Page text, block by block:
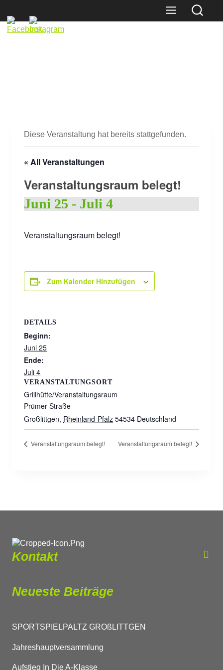
content
Diese Veranstaltung hat bereits stattgefunden.
« All Veranstaltungen
Veranstaltungsraum belegt!
Juni 25 - Juli 4
Veranstaltungsraum belegt!
Zum Kalender Hinzufügen
DETAILS
Beginn:
Juni 25
Ende:
Juli 4
VERANSTALTUNGSORT
Grillhütte/Veranstaltungsraum
Prümer Straße
Großlittgen, Rheinland-Pfalz 54534 Deutschland
Veranstaltungsraum belegt! Veranstaltungsraum belegt!
Kontakt
Neueste Beiträge
SPORTSPIELPALTZ GROßLITTGEN
Jahreshauptversammlung
Aufstieg In Die A-Klasse